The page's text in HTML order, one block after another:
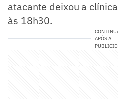
atacante deixou a
às 18h30.
APÓS A